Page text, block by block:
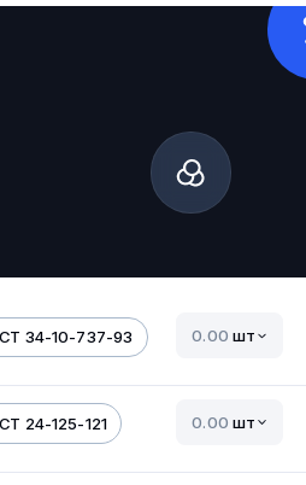
34-10-737-93 шт
24-125-121 шт